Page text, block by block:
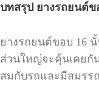
บทสรุป ยางรถยนต์ข
ยางรถยนต์ขอบ 16 นั้
ส่วนใหญ่จะคุ้นเคยกั
สมกับรถและมีสมรร